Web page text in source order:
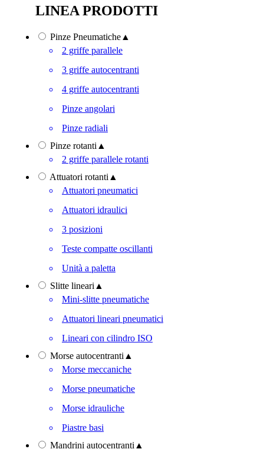
LINEA PRODOTTI
Pinze Pneumatiche ▲
2 griffe parallele
3 griffe autocentranti
4 griffe autocentranti
Pinze angolari
Pinze radiali
Pinze rotanti ▲
2 griffe parallele rotanti
Attuatori rotanti ▲
Attuatori pneumatici
Attuatori idraulici
3 posizioni
Teste compatte oscillanti
Unità a paletta
Slitte lineari ▲
Mini-slitte pneumatiche
Attuatori lineari pneumatici
Lineari con cilindro ISO
Morse autocentranti ▲
Morse meccaniche
Morse pneumatiche
Morse idrauliche
Piastre basi
Mandrini autocentranti ▲